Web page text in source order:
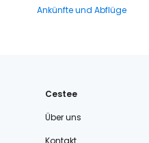
Ankünfte und Abflüge
Cestee
Über uns
Kontakt